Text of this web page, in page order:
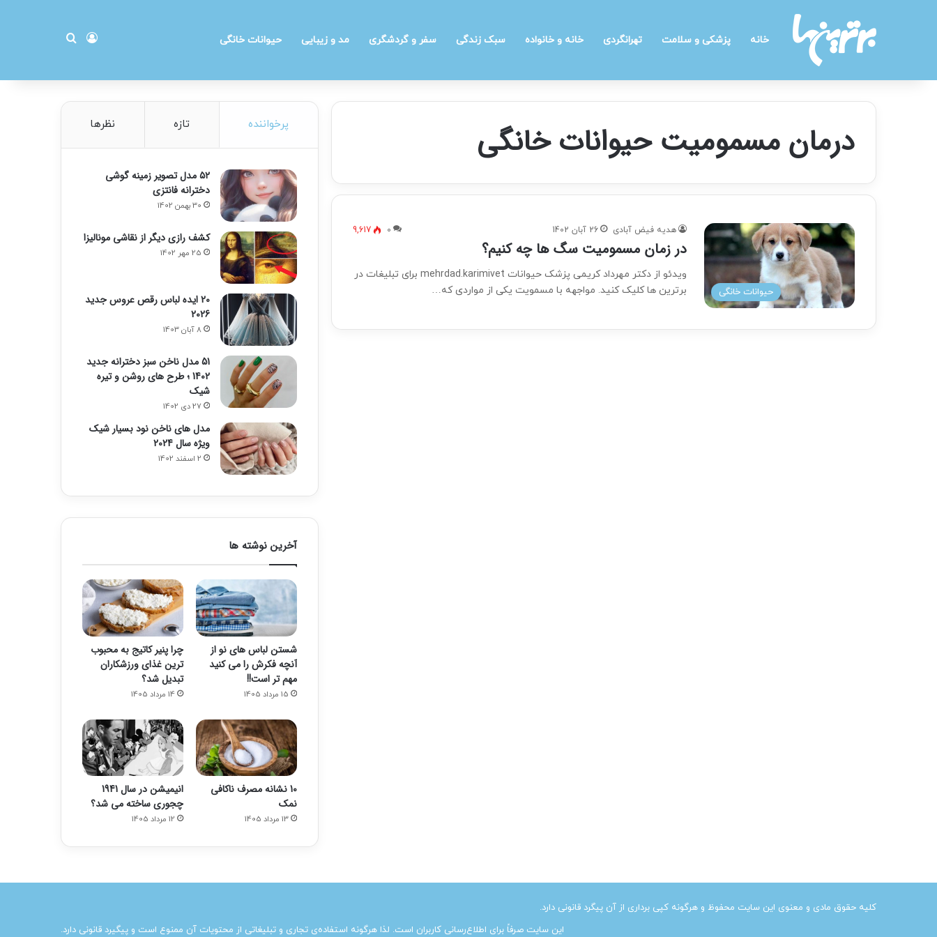
خانه پزشکی و سلامت تهرانگردی خانه و خانواده سبک زندگی سفر و گردشگری مد و زیبایی حیوانات خانگی ورود
درمان مسمومیت حیوانات خانگی
حیوانات خانگی
هدیه فیض آبادی 26 آبان 1402 0
9,617
در زمان مسمومیت سگ ها چه کنیم؟
ویدئو از دکتر مهرداد کریمی پزشک حیوانات mehrdad.karimivet برای تبلیغات در
برترین ها کلیک کنید. مواجهه با مسمویت یکی از مواردی که…
پرخواننده تازه نظرها
۵۲ مدل تصویر زمینه گوشی
دخترانه فانتزی
30 بهمن 1402
کشف رازی دیگر از نقاشی مونالیزا
25 مهر 1402
20 ایده لباس رقص عروس جدید
2026
8 آبان 1403
51 مدل ناخن سبز دخترانه جدید
1402 ؛ طرح های روشن و تیره
شیک
27 دی 1402
مدل های ناخن نود بسیار شیک
ویژه سال 2024
2 اسفند 1402
آخرین نوشته ها
شستن لباس های نو از
آنچه فکرش را می کنید
مهم تر است!!
15 مرداد 1405
چرا پنیر کاتیج به محبوب
ترین غذای ورزشکاران
تبدیل شد؟
14 مرداد 1405
10 نشانه مصرف ناکافی
نمک
13 مرداد 1405
انیمیشن در سال 1941
چجوری ساخته می شد؟
12 مرداد 1405
کلیه حقوق مادی و معنوی این سایت محفوظ و هرگونه کپی برداری از آن پیگرد قانونی دارد.
این سایت صرفاً برای اطلاع‌رسانی کاربران است. لذا هرگونه استفاده‌ی تجاری و تبلیغاتی از محتویات آن ممنوع است و پیگیرد قانونی دارد.